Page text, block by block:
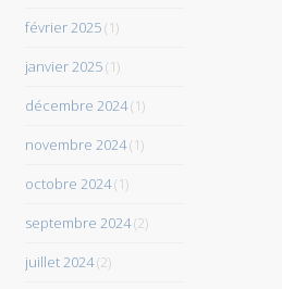
février 2025(1)
janvier 2025(1)
décembre 2024(1)
novembre 2024(1)
octobre 2024(1)
septembre 2024(2)
juillet 2024(2)